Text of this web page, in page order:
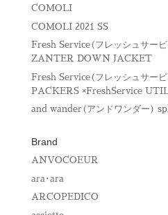
で
開
き
ま
す
COMOLI
COMOLI 2021 SS
Fresh Service(フレッシュサー
ZANTER DOWN JACKET
Fresh Service(フレッシュサー
PACKERS ×FreshService
and wander(アンドワンダー)
Brand
ANVOCOEUR
ara･ara
ARCOPEDICO